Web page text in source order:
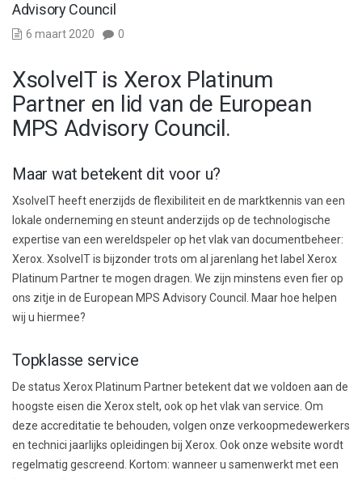
Advisory Council
6 maart 2020 0
XsolveIT is Xerox Platinum
Partner en lid van de European
MPS Advisory Council.
Maar wat betekent dit voor u?
XsolveIT heeft enerzijds de flexibiliteit en de marktkennis van een
lokale onderneming en steunt anderzijds op de technologische
expertise van een wereldspeler op het vlak van documentbeheer:
Xerox. XsolveIT is bijzonder trots om al jarenlang het label Xerox
Platinum Partner te mogen dragen. We zijn minstens even fier op
ons zitje in de European MPS Advisory Council. Maar hoe helpen
wij u hiermee?
Topklasse service
De status Xerox Platinum Partner betekent dat we voldoen aan de
hoogste eisen die Xerox stelt, ook op het vlak van service. Om
deze accreditatie te behouden, volgen onze verkoopmedewerkers
en technici jaarlijks opleidingen bij Xerox. Ook onze website wordt
regelmatig gescreend. Kortom: wanneer u samenwerkt met een